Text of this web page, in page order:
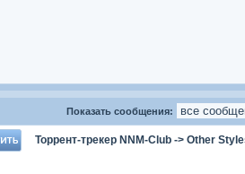
Показать сообщения:
Торрент-трекер NNM-Club -> Other